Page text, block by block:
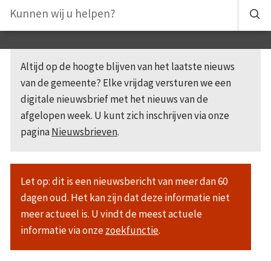
Altijd op de hoogte blijven van het laatste nieuws
van de gemeente? Elke vrijdag versturen we een
digitale nieuwsbrief met het nieuws van de
afgelopen week. U kunt zich inschrijven via onze
paginaNieuwsbrieven.
Let op: dit is een nieuwsbericht van meer dan 60
dagen oud. Het kan zijn dat deze informatie niet
meer actueel is. U vindt de meest actuele
informatie via onzezoekfunctie.